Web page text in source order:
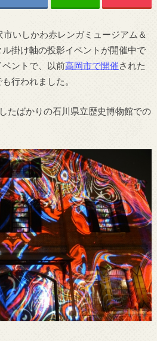
いしかわ赤レンガミュージアム＆
掛け軸の投影イベントが開催中で
ントで、以前高岡市で開催された
行われました。
たばかりの石川県立歴史博物館での